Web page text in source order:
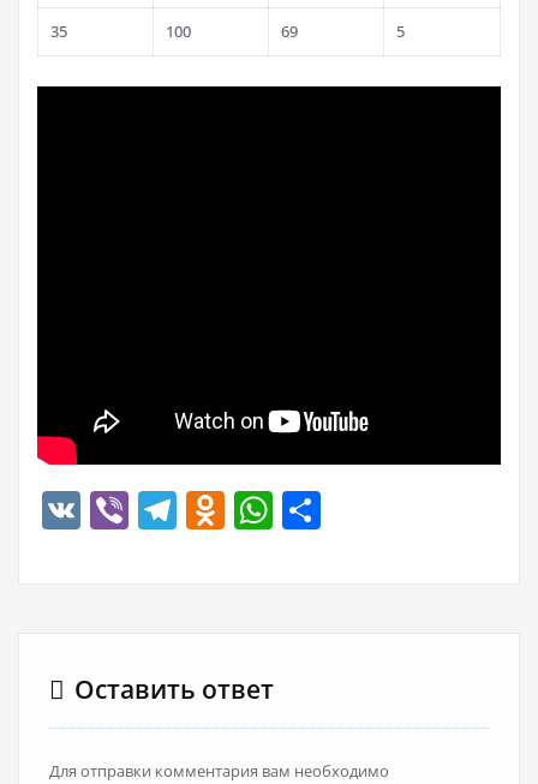
35 100 69 5
VK ViberTelegram
Odnoklassniki
WhatsApp
Оставить ответ
Для отправки комментария вам необходимо